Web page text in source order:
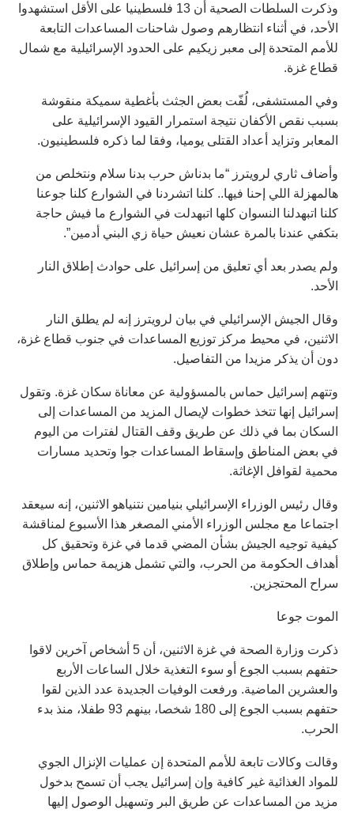
وذكرت السلطات الصحية أن 13 فلسطينيا على الأقل استشهدوا
الأحد، في أثناء انتظارهم وصول شاحنات المساعدات التابعة
للأمم المتحدة إلى معبر زيكيم على الحدود الإسرائيلية مع شمال
قطاع غزة.
وفي المستشفى، لُفّت بعض الجثث بأغطية سميكة منقوشة
بسبب نقص الأكفان نتيجة استمرار القيود الإسرائيلية على
المعابر وتزايد أعداد القتلى يوميا، وفقا لما ذكره فلسطينيون.
وأضاف ثاري لرويترز “ما بدناش حرب بدنا سلام ونتخلص من
هالمهزلة اللي إحنا فيها.. كلنا اتشردنا في الشوارع كلنا جوعنا
كلنا اتبهدلنا النسوان كلها اتبهدلت في الشوارع ما فيش حاجة
بتكفي عندنا بالمرة عشان نعيش حياة زي البني أدمين”.
ولم يصدر بعد أي تعليق من إسرائيل على حوادث إطلاق النار
الأحد.
وقال الجيش الإسرائيلي في بيان لرويترز إنه لم يطلق النار
الاثنين، في محيط مركز توزيع المساعدات في جنوب قطاع غزة،
دون أن يذكر مزيدا من التفاصيل.
وتتهم إسرائيل حماس بالمسؤولية عن معاناة سكان غزة. وتقول
إسرائيل إنها تتخذ خطوات لإيصال المزيد من المساعدات إلى
السكان بما في ذلك عن طريق وقف القتال لفترات من اليوم
في بعض المناطق وإسقاط المساعدات جوا وتحديد مسارات
محمية لقوافل الإغاثة.
وقال رئيس الوزراء الإسرائيلي بنيامين نتنياهو الاثنين، إنه سيعقد
اجتماعا مع مجلس الوزراء الأمني المصغر هذا الأسبوع لمناقشة
كيفية توجيه الجيش بشأن المضي قدما في غزة وتحقيق كل
أهداف الحكومة من الحرب، والتي تشمل هزيمة حماس وإطلاق
سراح المحتجزين.
الموت جوعا
ذكرت وزارة الصحة في غزة الاثنين، أن 5 أشخاص آخرين لاقوا
حتفهم بسبب الجوع أو سوء التغذية خلال الساعات الأربع
والعشرين الماضية. ورفعت الوفيات الجديدة عدد الذين لقوا
حتفهم بسبب الجوع إلى 180 شخصا، بينهم 93 طفلا، منذ بدء
الحرب.
وقالت وكالات تابعة للأمم المتحدة إن عمليات الإنزال الجوي
للمواد الغذائية غير كافية وإن إسرائيل يجب أن تسمح بدخول
مزيد من المساعدات عن طريق البر وتسهيل الوصول إليها